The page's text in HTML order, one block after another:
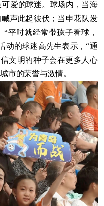
爱的球迷。球场内，当海
声此起彼伏；当申花队发
平时就经常带孩子看球，
动的球迷高先生表示，“通
文明的种子会在更多人心
市的荣誉与激情。